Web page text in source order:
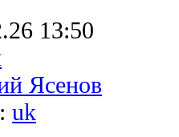
13:50
Ясенов
uk